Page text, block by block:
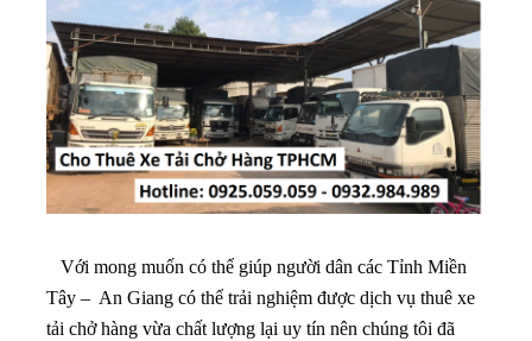
Với mong muốn có thể giúp người dân các Tỉnh Miền
Tây – An Giang có thể trải nghiệm được dịch vụ thuê xe
tải chở hàng vừa chất lượng lại uy tín nên chúng tôi đã